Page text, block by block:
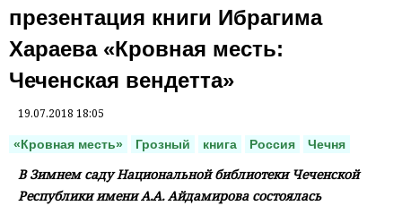
презентация книги Ибрагима
Хараева «Кровная месть:
Чеченская вендетта»
19.07.2018 18:05
«Кровная месть» Грозный книга Россия Чечня
В Зимнем саду Национальной библиотеки Чеченской
Республики имени А.А. Айдамирова состоялась